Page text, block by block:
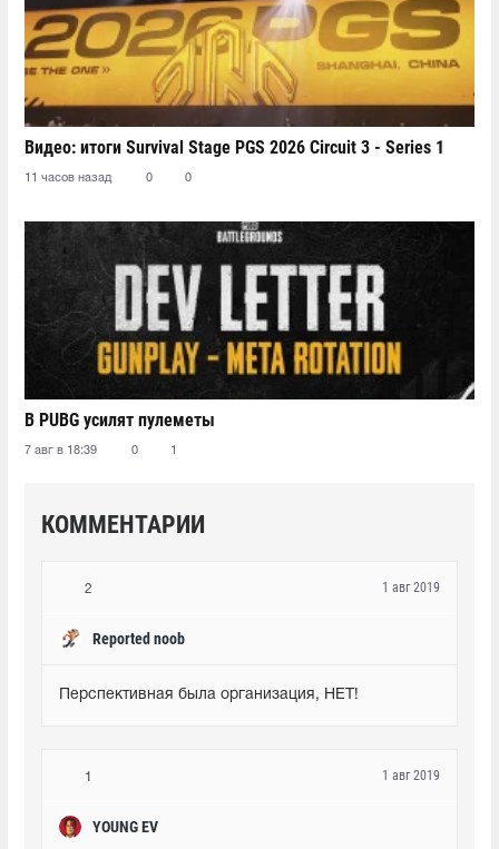
Видео: итоги Survival Stage PGS 2026 Circuit 3 - Series 1
11 часов назад 0 0
В PUBG усилят пулеметы
7 авг в 18:39 0 1
КОММЕНТАРИИ
2
Reported noob
1 авг 2019
Перспективная была организация, НЕТ!
1
YOUNG EV
1 авг 2019